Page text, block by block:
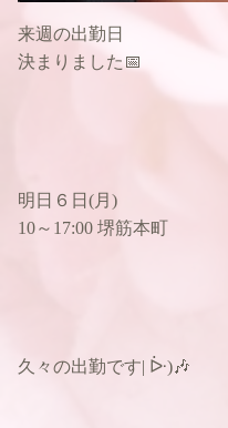
来週の出勤日
決まりました📅
明日６日(月)
10～17:00 堺筋本町
久々の出勤です| ᐕ)🎶